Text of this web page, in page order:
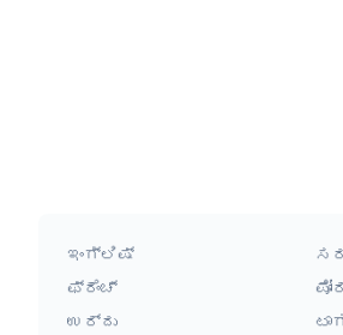
ಇಂಗ್ಲಿಷ್
ಫ್ರೆಂಚ್
ಉರ್ದು